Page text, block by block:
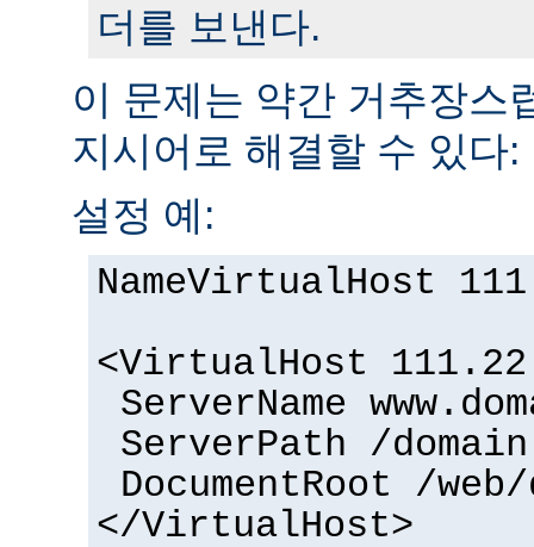
더를 보낸다.
이 문제는 약간 거추장스
지시어로 해결할 수 있다:
설정 예:
NameVirtualHost
<VirtualHost
ServerName
ServerPath /domain
DocumentRoot /web/
</VirtualHost>